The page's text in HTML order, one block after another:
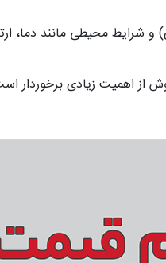
شرایط محیطی مانند دما،
اهمیت زیادی برخوردار